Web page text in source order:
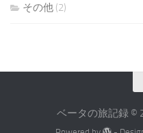
その他 (2)
ベータの旅記録 ©